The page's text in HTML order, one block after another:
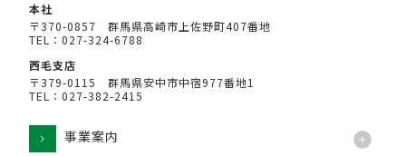
本社
〒370-0857 群馬県高崎市上佐野町407番地
TEL：027-324-6788
西毛支店
〒379-0115 群馬県安中市中宿977番地1
TEL：027-382-2415
事業案内